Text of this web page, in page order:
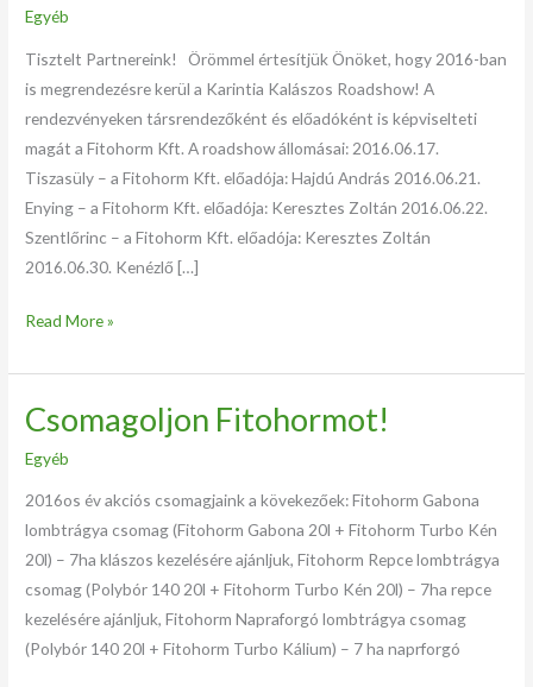
Egyéb
Tisztelt Partnereink! Örömmel értesítjük Önöket, hogy 2016-ban
is megrendezésre kerül a Karintia Kalászos Roadshow! A
rendezvényeken társrendezőként és előadóként is képviselteti
magát a Fitohorm Kft. A roadshow állomásai: 2016.06.17.
Tiszasüly – a Fitohorm Kft. előadója: Hajdú András 2016.06.21.
Enying – a Fitohorm Kft. előadója: Keresztes Zoltán 2016.06.22.
Szentlőrinc – a Fitohorm Kft. előadója: Keresztes Zoltán
2016.06.30. Kenézlő […]
2016-
Read More »
Csomagoljon Fitohormot!
Egyéb
2016os év akciós csomagjaink a kövekezőek: Fitohorm Gabona
lombtrágya csomag (Fitohorm Gabona 20l + Fitohorm Turbo Kén
20l) – 7ha klászos kezelésére ajánljuk, Fitohorm Repce lombtrágya
csomag (Polybór 140 20l + Fitohorm Turbo Kén 20l) – 7ha repce
kezelésére ajánljuk, Fitohorm Napraforgó lombtrágya csomag
(Polybór 140 20l + Fitohorm Turbo Kálium) – 7 ha naprforgó
Csomagoljon